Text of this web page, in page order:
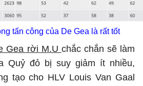
tấn công của De Gea là rất tốt
Gea rời M.U chắc chắn sẽ làm
Quỷ đỏ bị suy giảm ít nhiều,
tạo cho HLV Louis Van Gaal